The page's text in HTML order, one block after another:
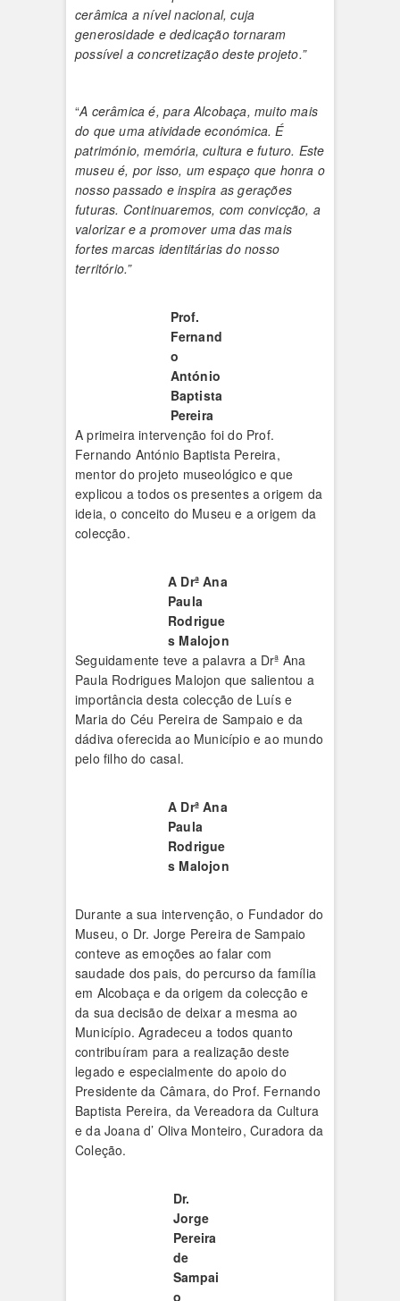
cerâmica a nível nacional, cuja
generosidade e dedicação tornaram
possível a concretização deste projeto.”
“A cerâmica é, para Alcobaça, muito mais
do que uma atividade económica. É
património, memória, cultura e futuro. Este
museu é, por isso, um espaço que honra o
nosso passado e inspira as gerações
futuras. Continuaremos, com convicção, a
valorizar e a promover uma das mais
fortes marcas identitárias do nosso
território.”
Prof.
Fernand
o
António
Baptista
Pereira
A primeira intervenção foi do Prof.
Fernando António Baptista Pereira,
mentor do projeto museológico e que
explicou a todos os presentes a origem da
ideia, o conceito do Museu e a origem da
colecção.
A Drª Ana
Paula
Rodrigue
s Malojon
Seguidamente teve a palavra a Drª Ana
Paula Rodrigues Malojon que salientou a
importância desta colecção de Luís e
Maria do Céu Pereira de Sampaio e da
dádiva oferecida ao Município e ao mundo
pelo filho do casal.
A Drª Ana
Paula
Rodrigue
s Malojon
Durante a sua intervenção, o Fundador do
Museu, o Dr. Jorge Pereira de Sampaio
conteve as emoções ao falar com
saudade dos pais, do percurso da família
em Alcobaça e da origem da colecção e
da sua decisão de deixar a mesma ao
Município. Agradeceu a todos quanto
contribuíram para a realização deste
legado e especialmente do apoio do
Presidente da Câmara, do Prof. Fernando
Baptista Pereira, da Vereadora da Cultura
e da Joana d’ Oliva Monteiro, Curadora da
Coleção.
Dr.
Jorge
Pereira
de
Sampai
o